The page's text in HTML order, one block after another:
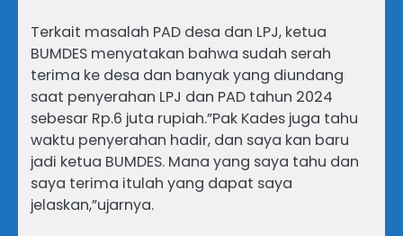
Terkait masalah PAD desa dan LPJ, ketua
BUMDES menyatakan bahwa sudah serah
terima ke desa dan banyak yang diundang
saat penyerahan LPJ dan PAD tahun 2024
sebesar Rp.6 juta rupiah.”Pak Kades juga tahu
waktu penyerahan hadir, dan saya kan baru
jadi ketua BUMDES. Mana yang saya tahu dan
saya terima itulah yang dapat saya
jelaskan,”ujarnya.